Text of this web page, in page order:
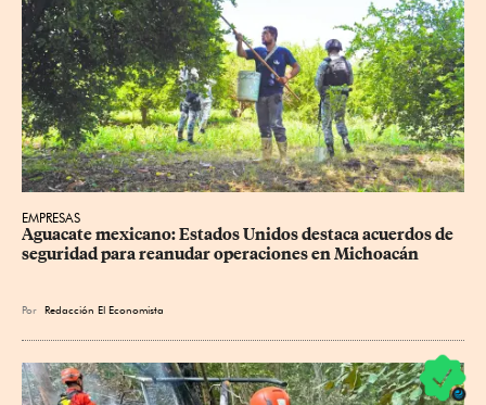
EMPRESAS
Aguacate mexicano: Estados Unidos destaca acuerdos de
seguridad para reanudar operaciones en Michoacán
Por Redacción El Economista